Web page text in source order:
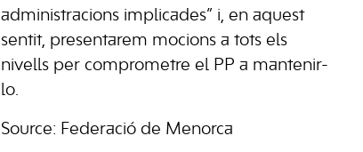
administracions implicades” i, en aquest
sentit, presentarem mocions a tots els
nivells per comprometre el PP a mantenir-
lo.
Source: Federació de Menorca